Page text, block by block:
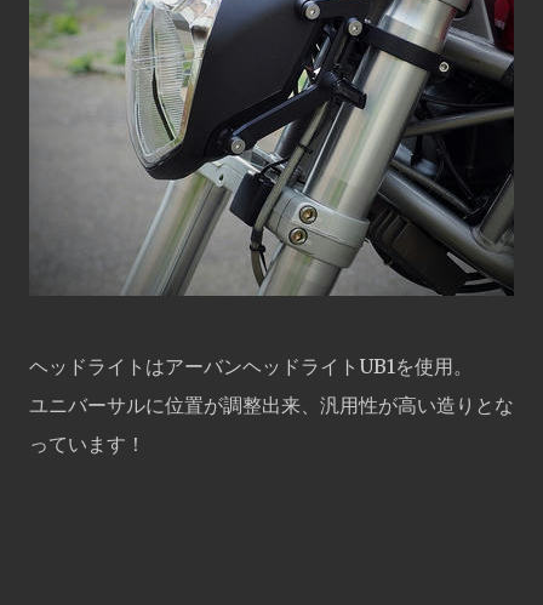
ヘッドライトはアーバンヘッドライトUB1を使用。
ユニバーサルに位置が調整出来、汎用性が高い造りとな
っています！